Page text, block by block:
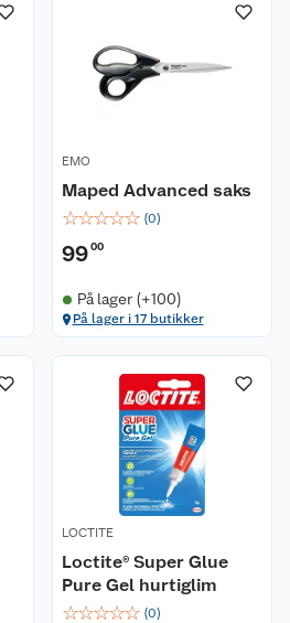
EMO
Maped Advanced saks
☆☆☆☆☆ (0)
9900
På lager (+100)
På lager i 17 butikker
LOCTITE
Loctite® Super Glue
Pure Gel hurtiglim
☆☆☆☆☆ (0)